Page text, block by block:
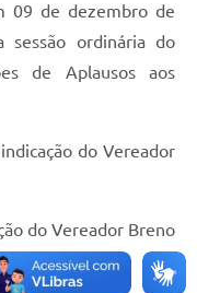
09 de dezembro de
sessão ordinária do
de Aplausos aos
do Vereador
do Vereador Breno